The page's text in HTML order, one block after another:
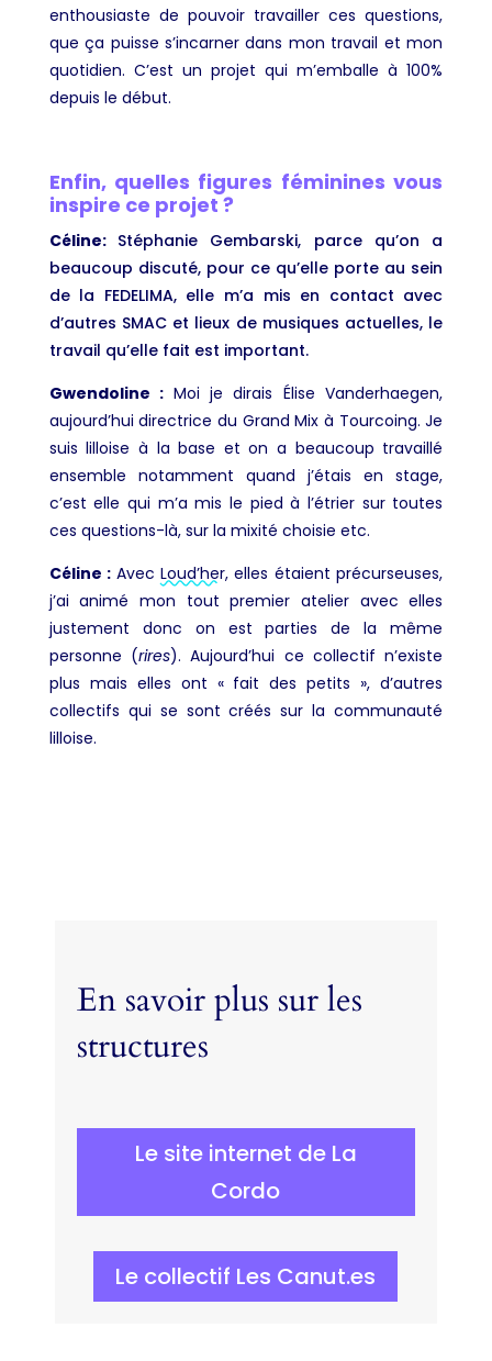
enthousiaste de pouvoir travailler ces questions,
que ça puisse s’incarner dans mon travail et mon
quotidien. C’est un projet qui m’emballe à 100%
depuis le début.
Enfin, quelles figures féminines vous
inspire ce projet ?
Céline: Stéphanie Gembarski, parce qu’on a
beaucoup discuté, pour ce qu’elle porte au sein
de la FEDELIMA, elle m’a mis en contact avec
d’autres SMAC et lieux de musiques actuelles, le
travail qu’elle fait est important.
Gwendoline : Moi je dirais Élise Vanderhaegen,
aujourd’hui directrice du Grand Mix à Tourcoing. Je
suis lilloise à la base et on a beaucoup travaillé
ensemble notamment quand j’étais en stage,
c’est elle qui m’a mis le pied à l’étrier sur toutes
ces questions-là, sur la mixité choisie etc.
Céline : Avec Loud’her, elles étaient précurseuses,
j’ai animé mon tout premier atelier avec elles
justement donc on est parties de la même
personne (rires). Aujourd’hui ce collectif n’existe
plus mais elles ont « fait des petits », d’autres
collectifs qui se sont créés sur la communauté
lilloise.
En savoir plus sur les
structures
Le site internet de La
Cordo
Le collectif Les Canut.es